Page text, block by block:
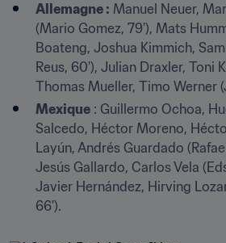
Allemagne : Manuel Neuer,
(Mario Gomez, 79'), Mats
Boateng, Joshua Kimmich,
Reus, 60'), Julian Draxler, Toni
Thomas Mueller, Timo Werner
Mexique : Guillermo Ochoa,
Salcedo, Héctor Moreno,
Layún, Andrés Guardado
Jesús Gallardo, Carlos Vela
Javier Hernández, Hirving
66').